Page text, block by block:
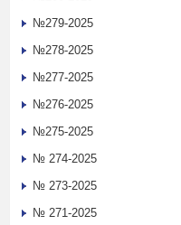
№279-2025
№278-2025
№277-2025
№276-2025
№275-2025
№ 274-2025
№ 273-2025
№ 271-2025